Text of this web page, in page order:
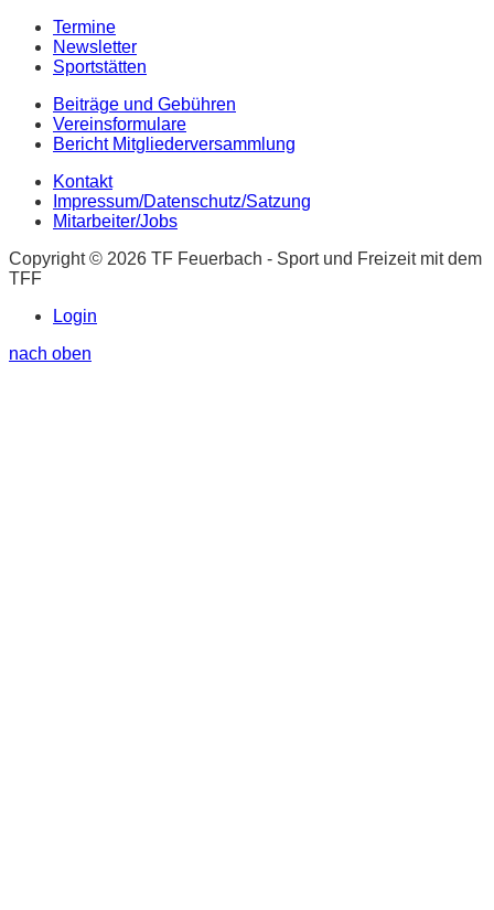
Termine
Newsletter
Sportstätten
Beiträge und Gebühren
Vereinsformulare
Bericht Mitgliederversammlung
Kontakt
Impressum/Datenschutz/Satzung
Mitarbeiter/Jobs
Copyright © 2026 TF Feuerbach - Sport und Freizeit mit dem
TFF
Login
nach oben